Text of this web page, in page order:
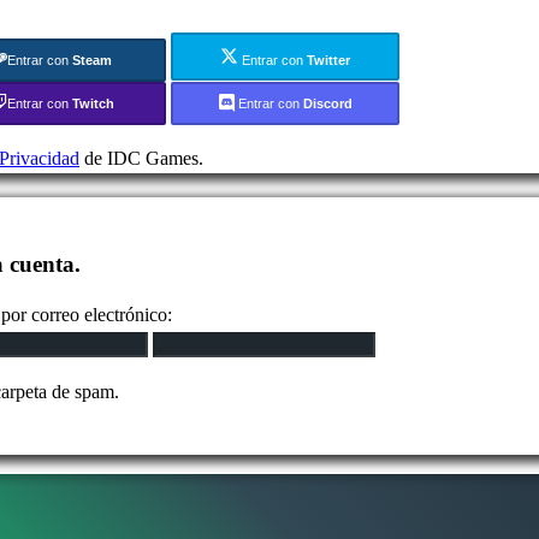
Entrar con Steam Entrar con Twitter
Entrar con Twitch Entrar con Discord
de IDC Games.
cuenta.
correo electrónico:
de spam.